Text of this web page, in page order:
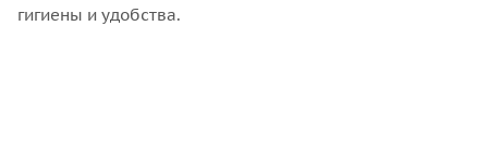
гигиены и удобства.